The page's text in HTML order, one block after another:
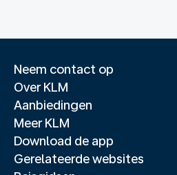
Neem contact op
Over KLM
Aanbiedingen
Meer KLM
Download de app
Gerelateerde websites